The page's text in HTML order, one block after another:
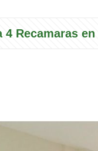
4 Recamaras